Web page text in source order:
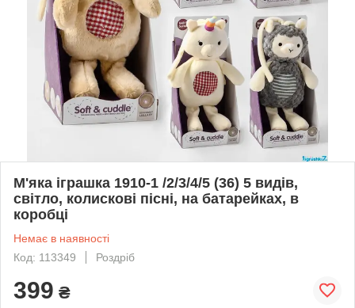
М'яка іграшка 1910-1 /2/3/4/5 (36) 5 видів,
світло, колискові пісні, на батарейках, в
коробці
Немає в наявності
Код: 113349
Роздріб
399 ₴